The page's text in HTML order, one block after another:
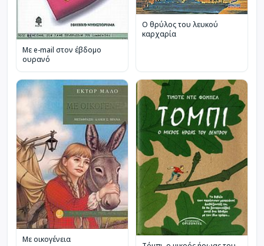
Με e-mail στον έβδομο
ουρανό
Ο θρύλος του λευκού
καρχαρία
Με οικογένεια